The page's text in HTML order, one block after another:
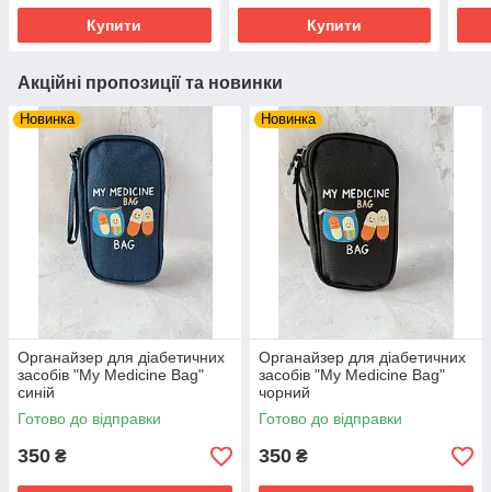
Купити Купити
Акційні пропозиції та новинки
Новинка
Органайзер для діабетичних
засобів "My Medicine Bag"
синій
Готово до відправки
350 ₴
Новинка
Органайзер для діабетичних
засобів "My Medicine Bag"
чорний
Готово до відправки
350 ₴